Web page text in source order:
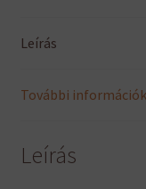
Leírás
További információk
Leírás